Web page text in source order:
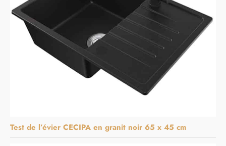
Test de l’évier CECIPA en granit noir 65 x 45 cm